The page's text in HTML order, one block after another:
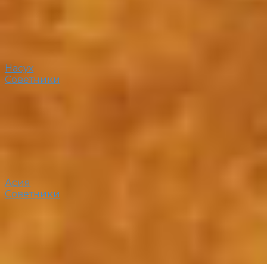
Насух
Советники
Асия
Советники